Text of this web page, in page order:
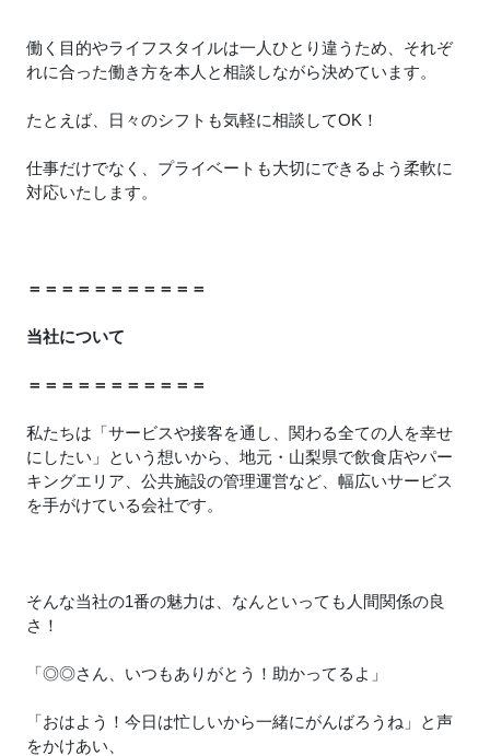
働く目的やライフスタイルは一人ひとり違うため、それぞ
れに合った働き方を本人と相談しながら決めています。
たとえば、日々のシフトも気軽に相談してOK！
仕事だけでなく、プライベートも大切にできるよう柔軟に
対応いたします。
＝＝＝＝＝＝＝＝＝＝＝
当社について
＝＝＝＝＝＝＝＝＝＝＝
私たちは「サービスや接客を通し、関わる全ての人を幸せ
にしたい」という想いから、地元・山梨県で飲食店やパー
キングエリア、公共施設の管理運営など、幅広いサービス
を手がけている会社です。
そんな当社の1番の魅力は、なんといっても人間関係の良
さ！
「◎◎さん、いつもありがとう！助かってるよ」
「おはよう！今日は忙しいから一緒にがんばろうね」と声
をかけあい、